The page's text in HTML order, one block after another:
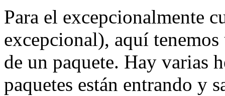
Para el excepcionalmente
excepcional), aquí
de un paquete. Hay varias
paquetes están entrando y